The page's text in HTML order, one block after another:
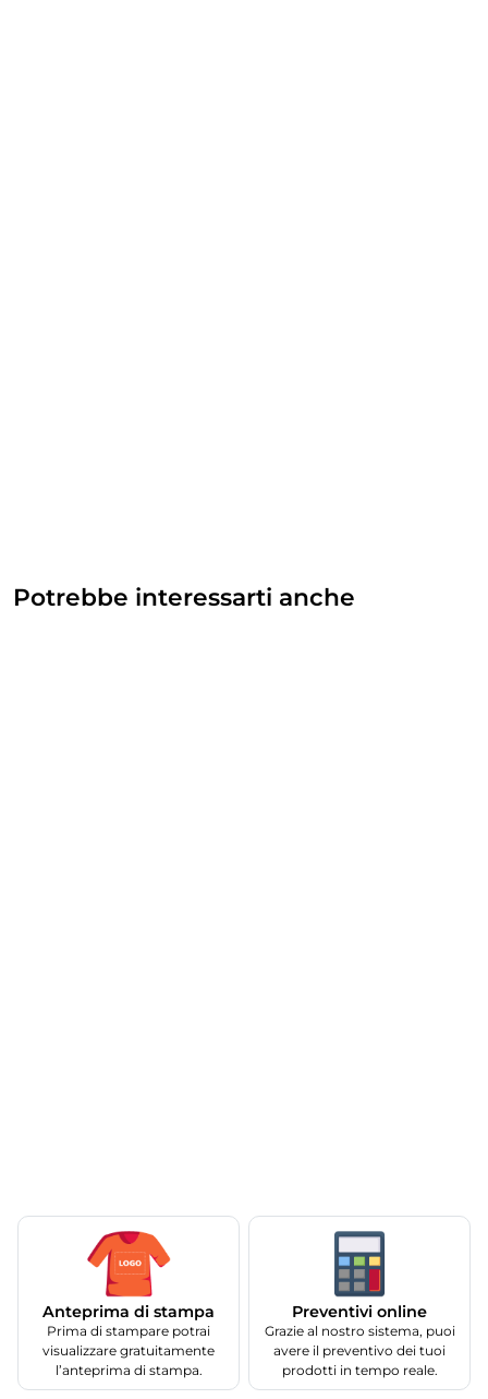
Potrebbe interessarti anche
Anteprima di stampa
Prima di stampare potrai
visualizzare gratuitamente
l’anteprima di stampa.
Preventivi online
Grazie al nostro sistema, puoi
avere il preventivo dei tuoi
prodotti in tempo reale.